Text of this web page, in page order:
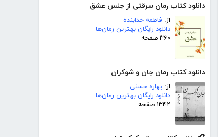
دانلود کتاب رمان سرقتی از جنس عشق
از: فاطمه خدابنده
دانلود رایگان بهترین رمان‌ها
۳۶۰ صفحه
دانلود کتاب رمان جان و شوکران
از: بهاره حسنی
دانلود رایگان بهترین رمان‌ها
۱۳۴۲ صفحه